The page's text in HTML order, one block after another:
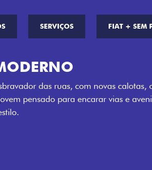
SERVIÇOS FIAT + SEM
DE CORES
uma opção de cor que é a sua
Vermelho Montecarlo, Branco